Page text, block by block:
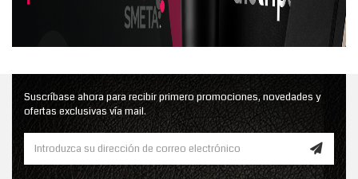
Suscríbase ahora para recibir primero promociones, novedades y
ofertas exclusivas vía mail.